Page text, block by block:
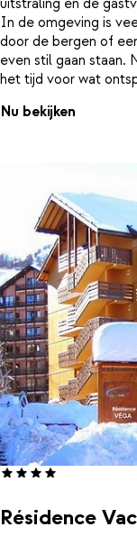
uitstraling en de
In de omgeving is
door de bergen of
even stil gaan staan.
het tijd voor wat
ontspannende
kinderen kunnen
spelletjes te spelen
Nu bekijken
Résidence